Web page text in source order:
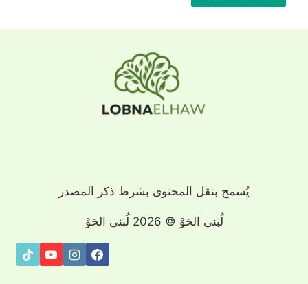
يُسمح بنقل المحتوى بشرط ذكر المصدر
لُبنى الحَوْ © 2026 لُبنى الحَوْ